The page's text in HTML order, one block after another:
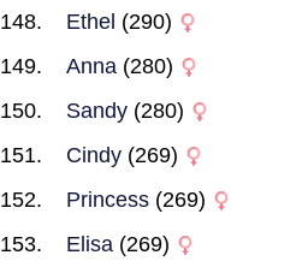
Ethel (290)
Anna (280)
Sandy (280)
Cindy (269)
Princess (269)
Elisa (269)